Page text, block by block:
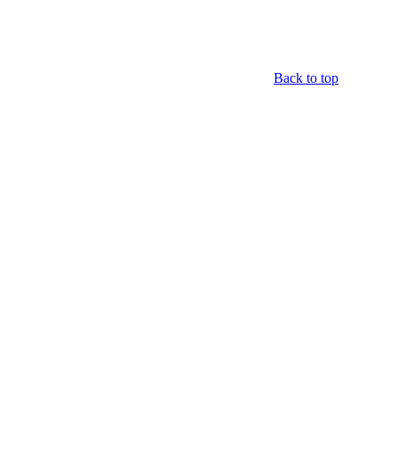
Back to top